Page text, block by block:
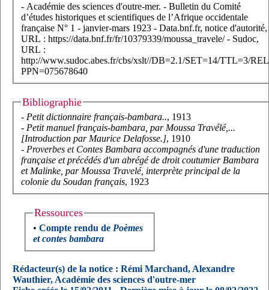
- Académie des sciences d'outre-mer. - Bulletin du Comité
d’études historiques et scientifiques de l’Afrique occidentale
française N° 1 - janvier-mars 1923 - Data.bnf.fr, notice d'autorité,
URL : https://data.bnf.fr/fr/10379339/moussa_travele/ - Sudoc,
URL :
http://www.sudoc.abes.fr/cbs/xslt//DB=2.1/SET=14/TTL=3/
PPN=075678640
Bibliographie
- Petit dictionnaire français-bambara.., 1913
- Petit manuel français-bambara, par Moussa Travélé,...
[Introduction par Maurice Delafosse.], 1910
- Proverbes et Contes Bambara accompagnés d'une traduction
française et précédés d'un abrégé de droit coutumier Bambara
et Malinke, par Moussa Travelé, interprète principal de la
colonie du Soudan français, 1923
Ressources
• Compte rendu de Poèmes
et contes bambara
Rédacteur(s) de la notice : Rémi Marchand, Alexandre
Wauthier, Académie des sciences d'outre-mer